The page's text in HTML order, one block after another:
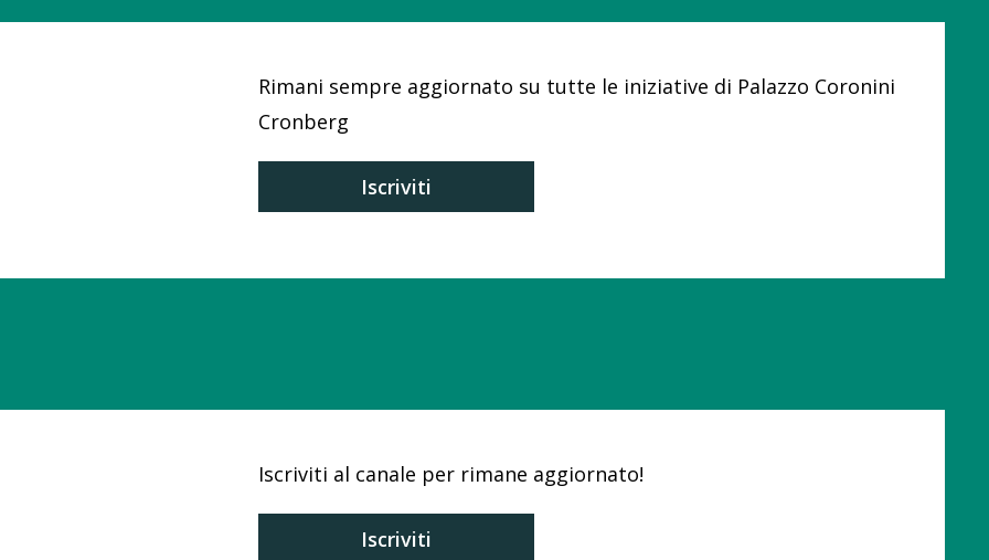
Rimani sempre aggiornato su tutte le iniziative di Palazzo Coronini
Cronberg
Iscriviti
Iscriviti al canale per rimane aggiornato!
Iscriviti